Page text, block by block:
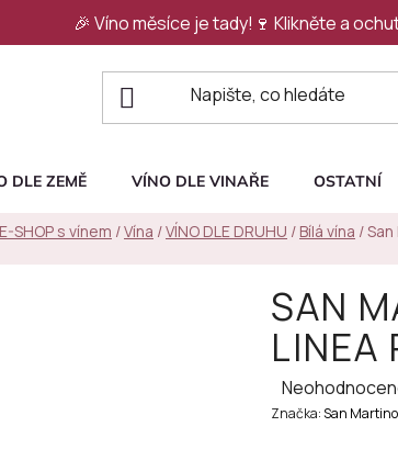
🎉 Víno měsíce je tady!🍷 Klikněte a
DLE ZEMĚ VÍNO DLE VINAŘE OSTATNÍ
SHOP s vínem /Vína /VÍNO DLE DRUHU / Bílá vína /
SAN
LINEA
Průměrné
hodnocení
Značka:San Martino